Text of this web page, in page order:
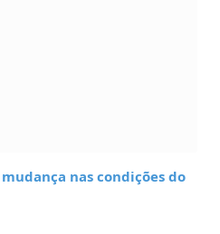
nas condições do